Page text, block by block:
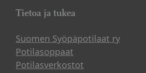
Tietoa ja tukea
Suomen Syöpäpotilaat ry
Potilasoppaat
Potilasverkostot